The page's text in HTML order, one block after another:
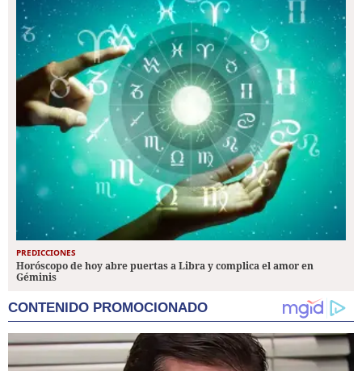
PREDICCIONES
Horóscopo de hoy abre puertas a Libra y complica el amor en
Géminis
CONTENIDO PROMOCIONADO